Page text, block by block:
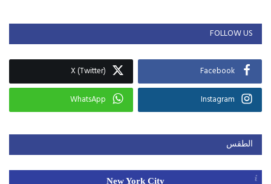
FOLLOW US
Facebook
X (Twitter)
Instagram
WhatsApp
الطقس
New York City